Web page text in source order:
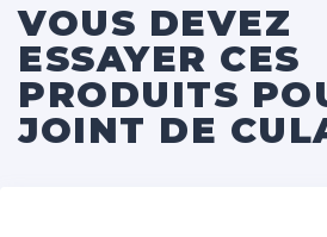
VOUS DEVEZ
ESSAYER CES
PRODUITS
JOINT DE